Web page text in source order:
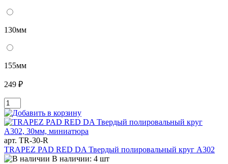
130мм
155мм
249 ₽
арт. TR-30-R
TRAPEZ PAD RED DA Твердый полировальный круг A302
В наличии: 4 шт